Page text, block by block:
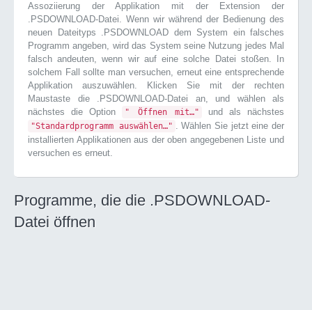
Assoziierung der Applikation mit der Extension der
.PSDOWNLOAD-Datei. Wenn wir während der Bedienung des
neuen Dateityps .PSDOWNLOAD dem System ein falsches
Programm angeben, wird das System seine Nutzung jedes Mal
falsch andeuten, wenn wir auf eine solche Datei stoßen. In
solchem Fall sollte man versuchen, erneut eine entsprechende
Applikation auszuwählen. Klicken Sie mit der rechten
Maustaste die .PSDOWNLOAD-Datei an, und wählen als
nächstes die Option
" Öffnen mit…" und als nächstes
"Standardprogramm auswählen…" . Wählen Sie jetzt eine der
installierten Applikationen aus der oben angegebenen Liste und
versuchen es erneut.
Programme, die die .PSDOWNLOAD-
Datei öffnen